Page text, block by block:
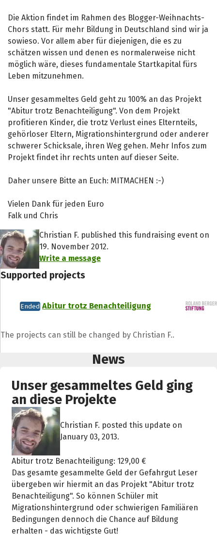
Die Aktion findet im Rahmen des Blogger-Weihnachts-
Chors statt. Für mehr Bildung in Deutschland sind wir ja
sowieso. Vor allem aber für diejenigen, die es zu
schätzen wissen und denen es normalerweise nicht
möglich wäre, dieses fundamentale Startkapital fürs
Leben mitzunehmen.
Unser gesammeltes Geld geht zu 100% an das Projekt
"Abitur trotz Benachteiligung". Von dem Projekt
profitieren Kinder, die trotz Verlust eines Elternteils,
gehörloser Eltern, Migrationshintergrund oder anderer
schwerer Schicksale, ihren Weg gehen. Mehr Infos zum
Projekt findet ihr rechts unten auf dieser Seite.
Daher unsere Bitte an Euch: MITMACHEN :-)
Vielen Dank für jeden Euro
Falk und Chris
Christian F. published this fundraising event on
19. November 2012.
Write a message
Supported projects
Ended Abitur trotz Benachteiligung
The projects can still be changed by Christian F..
News
Unser gesammeltes Geld ging
an diese Projekte
Christian F. posted this update on
January 03, 2013.
Abitur trotz Benachteiligung: 129,00 €
Das gesamte gesammelte Geld der Gefahrgut Leser
übergeben wir hiermit an das Projekt "Abitur trotz
Benachteiligung". So können Schüler mit
Migrationshintergrund oder schwierigen Familiären
Bedingungen dennoch die Chance auf Bildung
erhalten - das wichtigste Gut!